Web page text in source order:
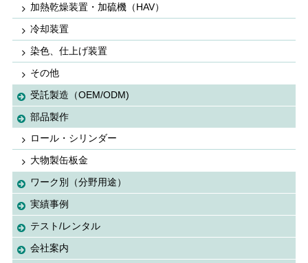
加熱乾燥装置・加硫機（HAV）
冷却装置
染色、仕上げ装置
その他
受託製造（OEM/ODM)
部品製作
ロール・シリンダー
大物製缶板金
ワーク別（分野用途）
実績事例
テスト/レンタル
会社案内